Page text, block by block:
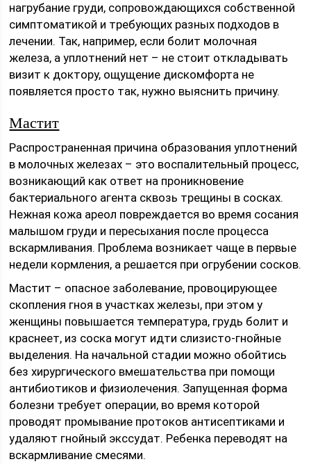
нагрубание груди, сопровождающихся собственной
симптоматикой и требующих разных подходов в
лечении. Так, например, если болит молочная
железа, а уплотнений нет – не стоит откладывать
визит к доктору, ощущение дискомфорта не
появляется просто так, нужно выяснить причину.
Мастит
Распространенная причина образования уплотнений
в молочных железах – это воспалительный процесс,
возникающий как ответ на проникновение
бактериального агента сквозь трещины в сосках.
Нежная кожа ареол повреждается во время сосания
малышом груди и пересыхания после процесса
вскармливания. Проблема возникает чаще в первые
недели кормления, а решается при огрубении сосков.
Мастит – опасное заболевание, провоцирующее
скопления гноя в участках железы, при этом у
женщины повышается температура, грудь болит и
краснеет, из соска могут идти слизисто-гнойные
выделения. На начальной стадии можно обойтись
без хирургического вмешательства при помощи
антибиотиков и физиолечения. Запущенная форма
болезни требует операции, во время которой
проводят промывание протоков антисептиками и
удаляют гнойный экссудат. Ребенка переводят на
вскармливание смесями.